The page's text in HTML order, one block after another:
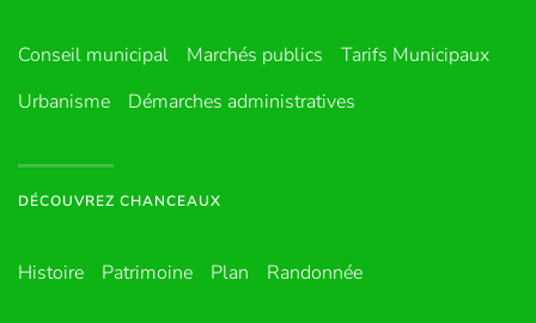
Conseil municipal Marchés publics
Tarifs Municipaux
Urbanisme
Démarches administratives
DÉCOUVREZ CHANCEAUX
Histoire Patrimoine Plan Randonnée